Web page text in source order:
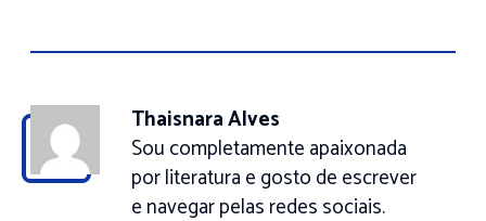
Thaisnara Alves
Sou completamente apaixonada
por literatura e gosto de escrever
e navegar pelas redes sociais.